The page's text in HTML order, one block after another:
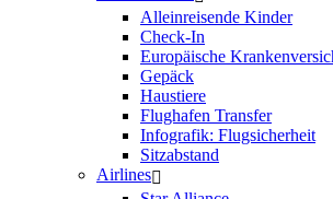
Alleinreisende Kinder
Check-In
Europäische
Gepäck
Haustiere
Flughafen Transfer
Infografik: Flugsicherheit
Sitzabstand
Airlines